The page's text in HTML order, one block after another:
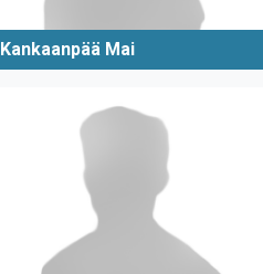
Kankaanpää Mai